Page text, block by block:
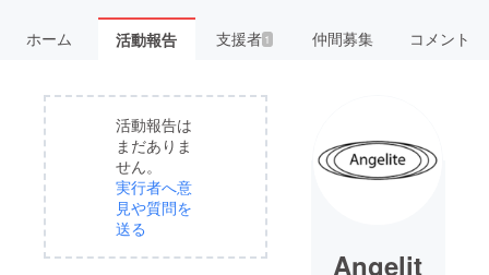
ホーム 活動報告 支援者 1 仲間募集 コメント
活動報告は
まだありま
せん。
実行者へ意
見や質問を
送る
Angelit